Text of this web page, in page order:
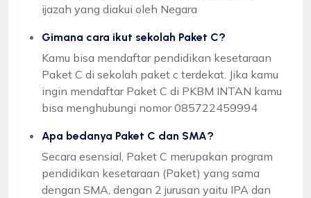
ijazah yang diakui oleh Negara
Gimana cara ikut sekolah Paket C?
Kamu bisa mendaftar pendidikan kesetaraan
Paket C di sekolah paket c terdekat. Jika kamu
ingin mendaftar Paket C di PKBM INTAN kamu
bisa menghubungi nomor 085722459994
Apa bedanya Paket C dan SMA?
Secara esensial, Paket C merupakan program
pendidikan kesetaraan (Paket) yang sama
dengan SMA, dengan 2 jurusan yaitu IPA dan